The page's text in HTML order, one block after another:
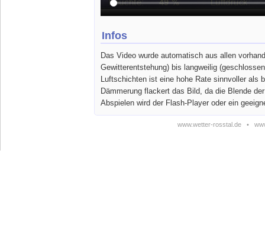
Infos
Das Video wurde automatisch aus allen
Gewitterentstehung) bis langweilig
Luftschichten ist eine hohe Rate sinnvoller als
Dämmerung flackert das Bild, da die Blende
Abspielen wird der Flash-Player oder ein
www.wetter-rosstal.de •